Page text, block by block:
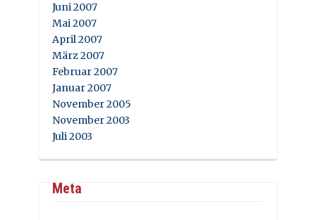
Juni 2007
Mai 2007
April 2007
März 2007
Februar 2007
Januar 2007
November 2005
November 2003
Juli 2003
Meta